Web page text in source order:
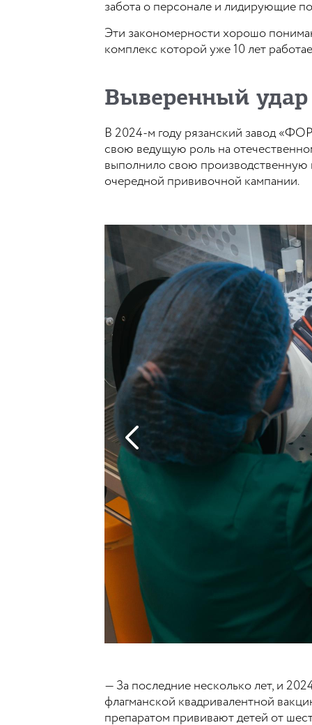
забота о персонале и лидирующие
Эти закономерности хорошо
комплекс которой уже 10 лет
Выверенный
В 2024-м году рязанский завод
свою ведущую роль на
выполнило свою производственную
очередной прививочной кампании.
— За последние несколько лет, и
флагманской квадривалентной
препаратом прививают детей от